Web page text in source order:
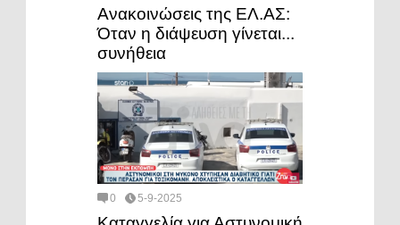
Ανακοινώσεις της ΕΛ.ΑΣ:
Όταν η διάψευση γίνεται...
συνήθεια
0 5-9-2025